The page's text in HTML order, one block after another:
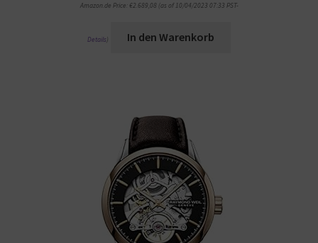
Amazon.de Price: €2.689,08 (as of 10/04/2023 07:33 PST-
Details In den Warenkorb